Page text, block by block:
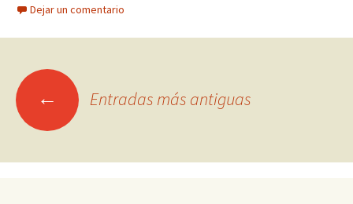
Dejar un comentario
Ir
← Entradas más antiguas